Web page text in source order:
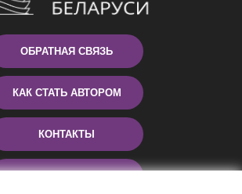
ОБРАТНАЯ СВЯЗЬ
КАК СТАТЬ АВТОРОМ
КОНТАКТЫ